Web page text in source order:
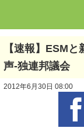
【速報】ESM
声-独連邦議会
2012年6月30日 08:00